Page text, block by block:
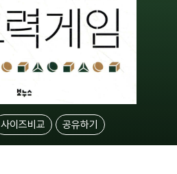
사이즈비교 공유하기